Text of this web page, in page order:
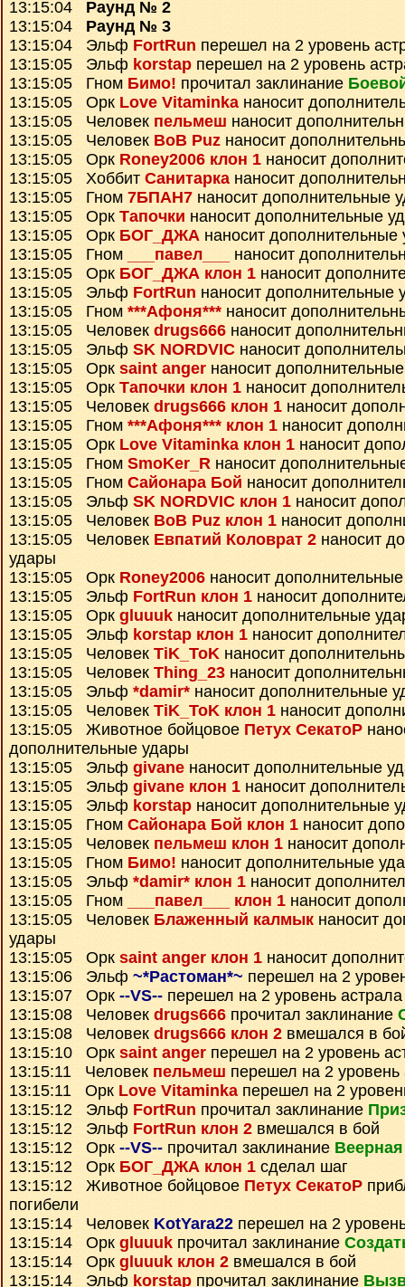
13:15:04 Раунд № 2
13:15:04 Раунд № 3
13:15:04 Эльф FortRun перешел на 2 уровень
13:15:05 Эльф korstap перешел на 2 уровень
13:15:05 Гном Бимо! прочитал заклинание
13:15:05 Орк Love Vitaminka наносит
13:15:05 Человек пельмеш наносит
13:15:05 Человек BoB Puz наносит
13:15:05 Орк Roney2006 клон 1 наносит
13:15:05 Хоббит Санитарка наносит
13:15:05 Гном 7БПАН7 наносит дополнительные
13:15:05 Орк Тапочки наносит дополнительные
13:15:05 Орк БОГ_ДЖА наносит дополнительные
13:15:05 Гном
___павел___
наносит
13:15:05 Орк БОГ_ДЖА клон 1 наносит
13:15:05 Эльф FortRun наносит дополнительные
13:15:05 Гном ***Афоня*** наносит
13:15:05 Человек drugs666 наносит
13:15:05 Эльф SK NORDVIC наносит
13:15:05 Орк saint anger наносит
13:15:05 Орк Тапочки клон 1 наносит
13:15:05 Человек drugs666 клон 1 наносит
13:15:05 Гном ***Афоня*** клон 1 наносит
13:15:05 Орк Love Vitaminka клон 1 наносит
13:15:05 Гном SmoKer_R наносит
13:15:05 Гном Сайонара Бой наносит
13:15:05 Эльф SK NORDVIC клон 1 наносит
13:15:05 Человек BoB Puz клон 1 наносит
13:15:05 Человек Евпатий Коловрат 2 наносит
удары
13:15:05 Орк Roney2006 наносит
13:15:05 Эльф FortRun клон 1 наносит
13:15:05 Орк gluuuk наносит дополнительные
13:15:05 Эльф korstap клон 1 наносит
13:15:05 Человек TiK_ToK наносит
13:15:05 Человек Thing_23 наносит
13:15:05 Эльф *damir* наносит дополнительные
13:15:05 Человек TiK_ToK клон 1 наносит
13:15:05 Животное бойцовое Петух СекатоР
дополнительные удары
13:15:05 Эльф givane наносит дополнительные
13:15:05 Эльф givane клон 1 наносит
13:15:05 Эльф korstap наносит дополнительные
13:15:05 Гном Сайонара Бой клон 1 наносит
13:15:05 Человек пельмеш клон 1 наносит
13:15:05 Гном Бимо! наносит дополнительные
13:15:05 Эльф *damir* клон 1 наносит
13:15:05 Гном
___павел___ клон 1 наносит
13:15:05 Человек Блаженный калмык наносит
удары
13:15:05 Орк saint anger клон 1 наносит
13:15:06 Эльф ~*Растоман*~ перешел на 2
13:15:07 Орк --VS-- перешел на 2 уровень астрала
13:15:08 Человек drugs666 прочитал заклинание
13:15:08 Человек drugs666 клон 2 вмешался в
13:15:10 Орк saint anger перешел на 2 уровень
13:15:11 Человек пельмеш перешел на 2 уровень
13:15:11 Орк Love Vitaminkaперешел на 2
13:15:12 Эльф FortRun прочитал заклинание
13:15:12 Эльф FortRun клон 2 вмешался в бой
13:15:12 Орк --VS-- прочитал заклинание
13:15:12 Орк БОГ_ДЖА клон 1 сделал шаг
13:15:12 Животное бойцовое Петух СекатоР
погибели
13:15:14 Человек KotYara22 перешел на 2
13:15:14 Орк gluuuk прочитал заклинание
13:15:14 Орк gluuuk клон 2 вмешался в бой
13:15:14 Эльф korstap прочитал заклинание